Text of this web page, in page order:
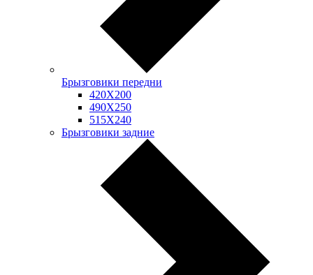
Брызговики передни
420Х200
490Х250
515Х240
Брызговики задние